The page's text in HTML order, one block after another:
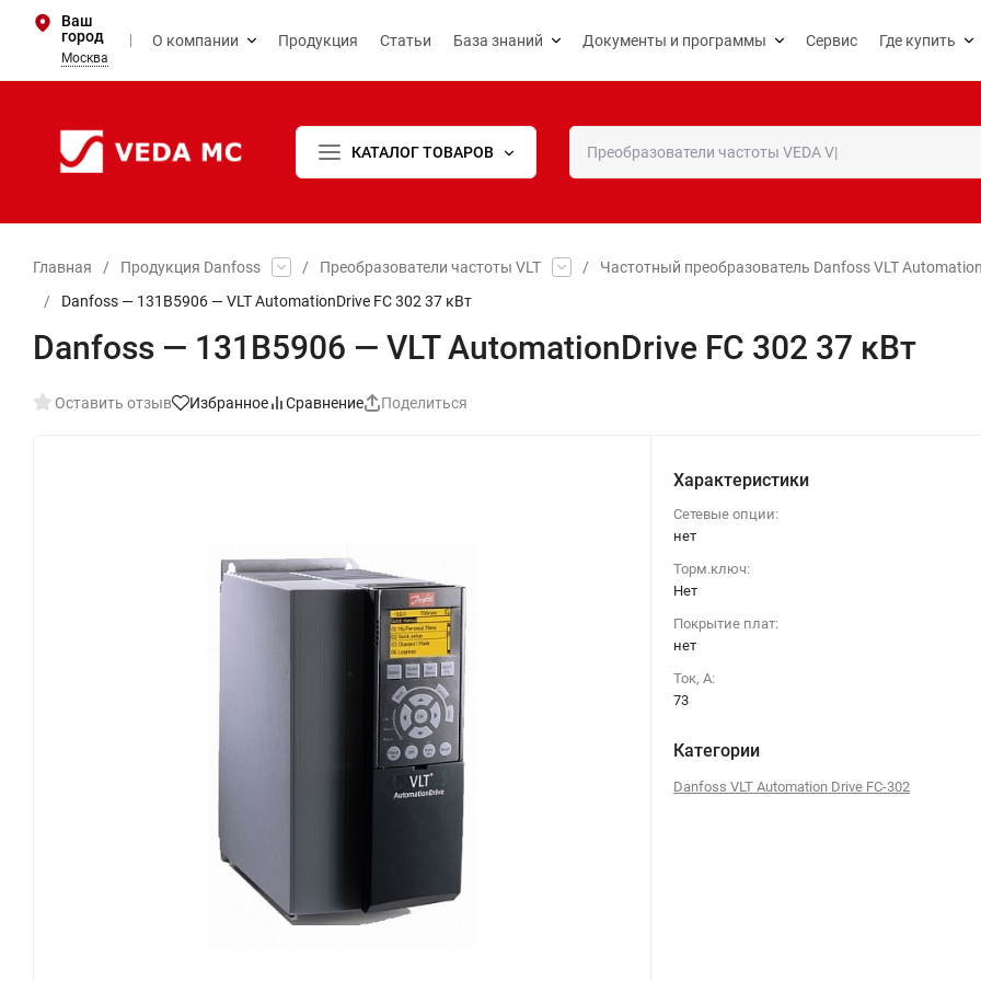
Ваш
город
Москва
О компании Продукция Статьи База знаний Документы и программы Сервис Где купить
КАТАЛОГ ТОВАРОВ
Главная / Продукция Danfoss / Преобразователи частоты VLT /
Частотный преобразователь Danfoss VLT
/
Danfoss — 131B5906 — VLT AutomationDrive FC 302 37 кВт
Danfoss — 131B5906 — VLT AutomationDrive FC 302 37 кВт
Оставить отзыв Избранное Сравнение Поделиться
Характеристики
Сетевые опции:
нет
Торм.ключ:
Нет
Покрытие плат:
нет
Ток, А:
73
Категории
Danfoss VLT Automation Drive FC-302